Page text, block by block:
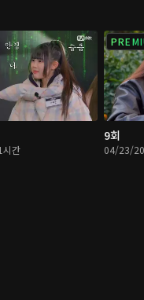
간
9회
04/23/